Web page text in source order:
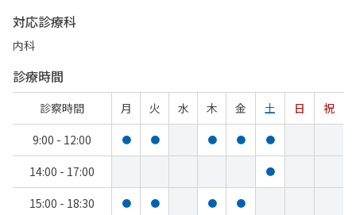
対応診療科
内科
診療時間
診察時間 月 火 水 木 金 土 日
祝
9:00 - 12:00
● ● ● ● ●
14:00 - 17:00 ●
15:00 - 18:30 ● ● ● ●